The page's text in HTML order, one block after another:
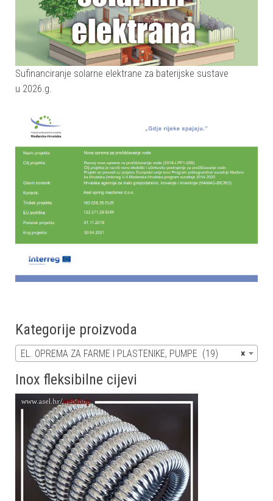
Sufinanciranje solarne elektrane za baterijske sustave
u 2026.g.
Kategorije proizvoda
×
EL. OPREMA ZA FARME I PLASTENIKE, PUMPE (19)
Inox fleksibilne cijevi